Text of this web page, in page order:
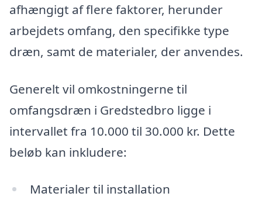
afhængigt af flere faktorer, herunder
arbejdets omfang, den specifikke type
dræn, samt de materialer, der anvendes.
Generelt vil omkostningerne til
omfangsdræn i Gredstedbro ligge i
intervallet fra 10.000 til 30.000 kr. Dette
beløb kan inkludere:
Materialer til installation